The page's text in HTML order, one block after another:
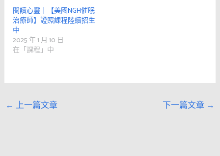
閱讀心靈｜【美國NGH催眠
治療師】證照課程陸續招生
中
2025 年 1 月 10 日
在「課程」中
← 上一篇文章 下一篇文章 →